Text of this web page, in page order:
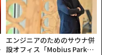
エンジニアのためのサウナ併
設オフィス「Mobius Park」